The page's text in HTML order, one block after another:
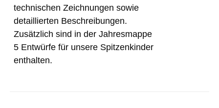
technischen Zeichnungen sowie
detaillierten Beschreibungen.
Zusätzlich sind in der Jahresmappe
5 Entwürfe für unsere Spitzenkinder
enthalten.